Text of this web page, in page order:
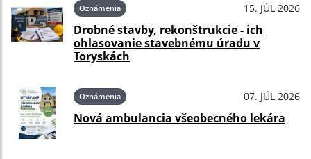
Oznámenia 15. JÚL 2026
Drobné stavby, rekonštrukcie - ich
ohlasovanie stavebnému úradu v
Toryskách
Oznámenia 07. JÚL 2026
Nová ambulancia všeobecného lekára